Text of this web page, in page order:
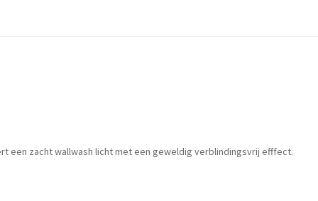
een zacht wallwash licht met een geweldig verblindingsvrij efffect.